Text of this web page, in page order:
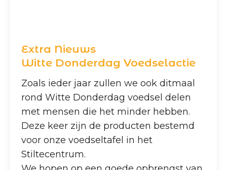
Extra Nieuws
Witte Donderdag Voedselactie
Zoals ieder jaar zullen we ook ditmaal
rond Witte Donderdag voedsel delen
met mensen die het minder hebben.
Deze keer zijn de producten bestemd
voor onze voedseltafel in het
Stiltecentrum.